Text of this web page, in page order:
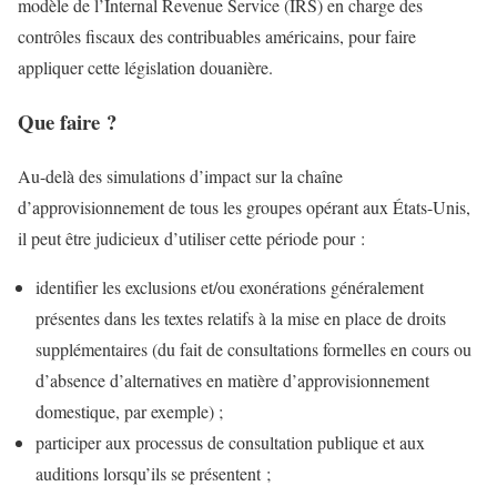
modèle de l’Internal Revenue Service (IRS) en charge des
contrôles fiscaux des contribuables américains, pour faire
appliquer cette législation douanière.
Que faire ?
Au-delà des simulations d’impact sur la chaîne
d’approvisionnement de tous les groupes opérant aux États-Unis,
il peut être judicieux d’utiliser cette période pour :
identifier les exclusions et/ou exonérations généralement
présentes dans les textes relatifs à la mise en place de droits
supplémentaires (du fait de consultations formelles en cours ou
d’absence d’alternatives en matière d’approvisionnement
domestique, par exemple) ;
participer aux processus de consultation publique et aux
auditions lorsqu’ils se présentent ;